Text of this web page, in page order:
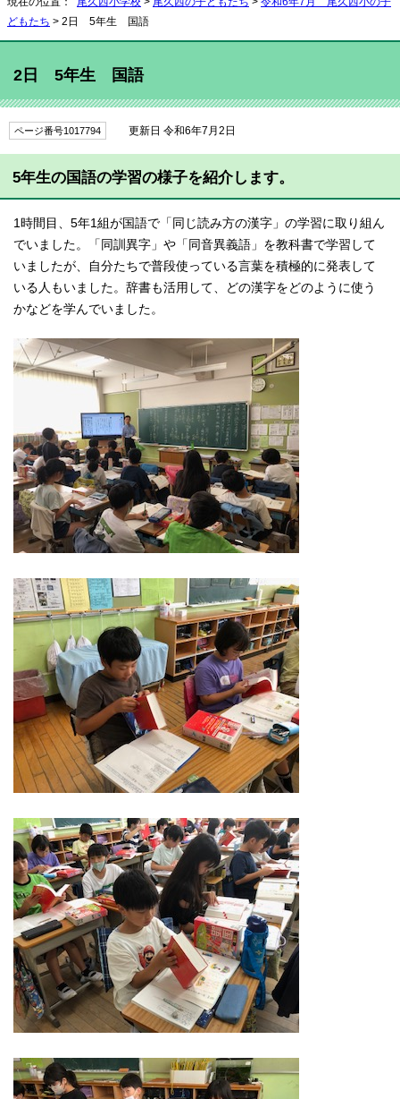
どもたち > 2日 5年生 国語
2日 5年生 国語
ページ番号1017794 更新日 令和6年7月2日
5年生の国語の学習の様子を紹介します。
1時間目、5年1組が国語で「同じ読み方の漢字」の学習に取り組ん
でいました。「同訓異字」や「同音異義語」を教科書で学習して
いましたが、自分たちで普段使っている言葉を積極的に発表して
いる人もいました。辞書も活用して、どの漢字をどのように使う
かなどを学んでいました。